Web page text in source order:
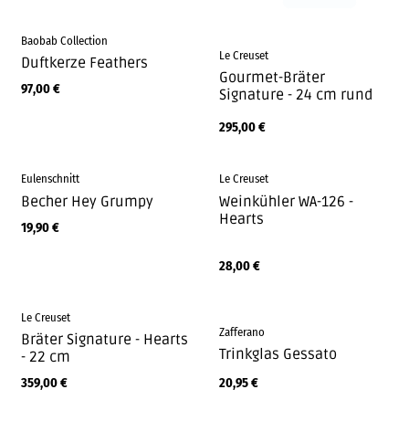
Baobab Collection
Duftkerze Feathers
97,00€
Le Creuset
Gourmet-Bräter
Signature - 24 cm rund
295,00€
Eulenschnitt
Becher Hey Grumpy
19,90€
Le Creuset
Weinkühler WA-126 -
Hearts
28,00€
Le Creuset
Bräter Signature - Hearts
- 22 cm
359,00€
Zafferano
Trinkglas Gessato
20,95€